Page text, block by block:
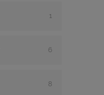
1
6
8